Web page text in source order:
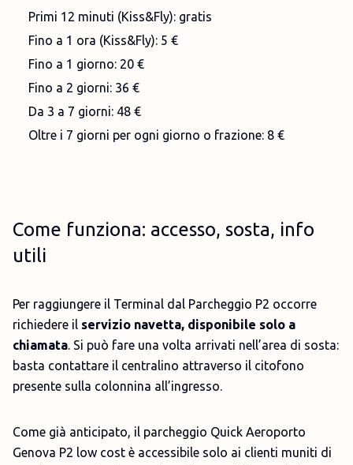
Primi 12 minuti (Kiss&Fly): gratis
Fino a 1 ora (Kiss&Fly): 5 €
Fino a 1 giorno: 20 €
Fino a 2 giorni: 36 €
Da 3 a 7 giorni: 48 €
Oltre i 7 giorni per ogni giorno o frazione: 8 €
Come funziona: accesso, sosta, info
utili
Per raggiungere il Terminal dal Parcheggio P2 occorre
richiedere il servizio navetta, disponibile solo a
chiamata. Si può fare una volta arrivati nell’area di sosta:
basta contattare il centralino attraverso il citofono
presente sulla colonnina all’ingresso.
Come già anticipato, il parcheggio Quick Aeroporto
Genova P2 low cost è accessibile solo ai clienti muniti di